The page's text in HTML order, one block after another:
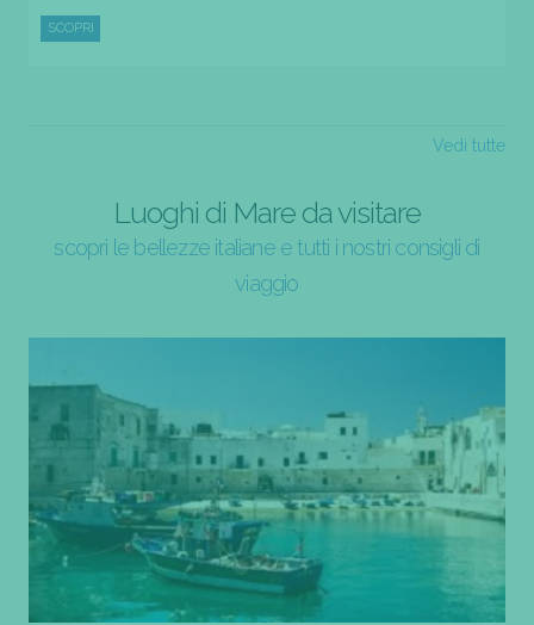
SCOPRI
Vedi tutte
Luoghi di Mare da visitare
scopri le bellezze italiane e tutti i nostri consigli di
viaggio